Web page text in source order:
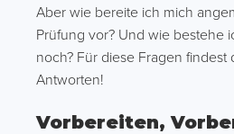
Aber wie bereite ich mich
Prüfung vor? Und wie bestehe
noch? Für diese Fragen
Antworten!
Vorbereiten,